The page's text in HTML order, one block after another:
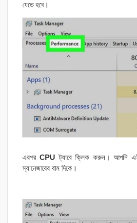
যেতে হবে।
এরপরCPU ট্যাবে ক্লিক করুন। আপনি
ম্যানেজারের বাম দিকে।